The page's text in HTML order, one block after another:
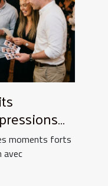
moments forts
avec